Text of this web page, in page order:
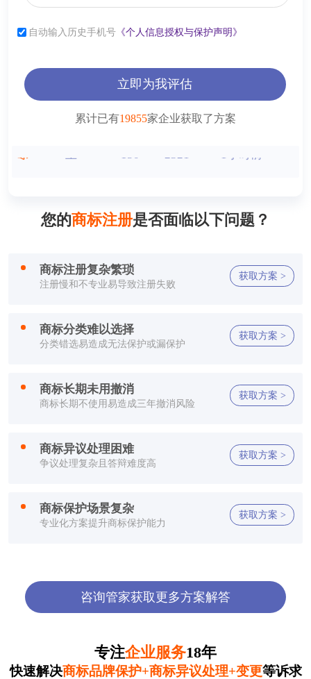
自动输入历史手机号《个人信息授权与保护声明》
立即为我评估
累计已有19855家企业获取了方案
张** 153****2321 6小时前
150****4427
方**
方** 150****2321 1小时前
方** 150****2321 1小时前
李** 150****2321 1小时前
方** 150****7886
方** 150****2321 1小时前
您的商标注册是否面临以下问题？
商标注册复杂繁琐
注册慢和不专业易导致注册失败
获取方案 >
商标分类难以选择
分类错选易造成无法保护或漏保护
获取方案 >
商标长期未用撤消
商标长期不使用易造成三年撤消风险
获取方案 >
商标异议处理困难
争议处理复杂且答辩难度高
获取方案 >
商标保护场景复杂
专业化方案提升商标保护能力
获取方案 >
咨询管家获取更多方案解答
专注企业服务18年
快速解决商标品牌保护+商标异议处理+变更等诉求